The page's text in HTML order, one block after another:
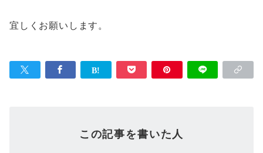
宜しくお願いします。
この記事を書いた人